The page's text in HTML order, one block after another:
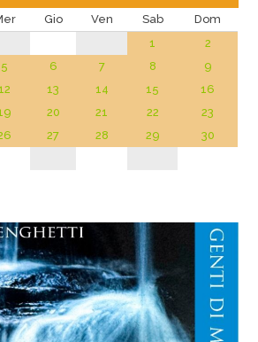
Gio Ven Sab
Dom
1
2
5 6 7 8
9
13 14 15
16
20 21 22
23
27 28 29
30